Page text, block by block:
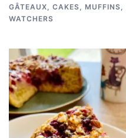
GÂTEAUX, CAKES, MUFFINS,
WATCHERS